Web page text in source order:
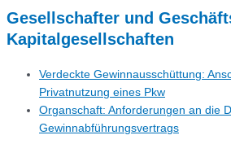
Gesellschafter und
Kapitalgesellschaften
Verdeckte Gewinnausschüttung:
Privatnutzung eines Pkw
Organschaft: Anforderungen an die
Gewinnabführungsvertrags